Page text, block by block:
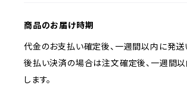
商品のお届け時期
代金のお支払い確定後、一週間以内に発送
後払い決済の場合は注文確定後、一週間
します。